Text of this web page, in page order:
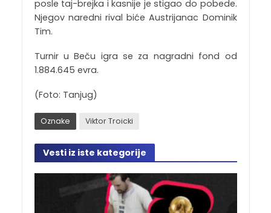
posle taj-brejka i kasnije je stigao do pobede.
Njegov naredni rival biće Austrijanac Dominik
Tim.
Turnir u Beču igra se za nagradni fond od
1.884.645 evra.
(Foto: Tanjug)
Oznake Viktor Troicki
Vesti iz iste kategorije